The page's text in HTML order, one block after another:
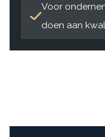
Voor
doen aan